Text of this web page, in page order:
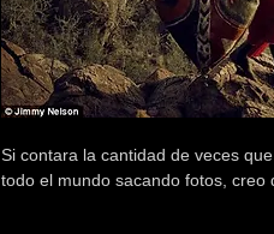
Si contara la cantidad de veces
todo el mundo sacando fotos,